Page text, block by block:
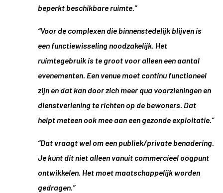
beperkt beschikbare ruimte.”
“Voor de complexen die binnenstedelijk blijven is
een functiewisseling noodzakelijk. Het
ruimtegebruik is te groot voor alleen een aantal
evenementen. Een venue moet continu functioneel
zijn en dat kan door zich meer qua voorzieningen en
dienstverlening te richten op de bewoners. Dat
helpt meteen ook mee aan een gezonde exploitatie.”
“Dat vraagt wel om een publiek/private benadering.
Je kunt dit niet alleen vanuit commercieel oogpunt
ontwikkelen. Het moet maatschappelijk worden
gedragen.”